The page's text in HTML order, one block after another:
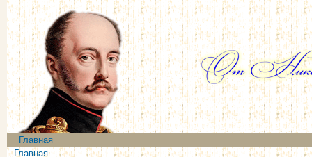
Главное меню
Главная
Главная